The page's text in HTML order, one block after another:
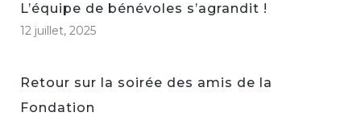
L’équipe de bénévoles s’agrandit !
12 juillet, 2025
Retour sur la soirée des amis de la
Fondation